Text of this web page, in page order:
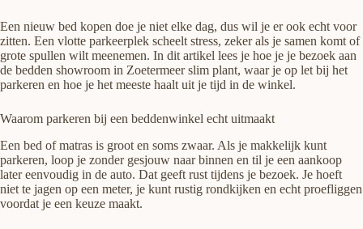
Een nieuw bed kopen doe je niet elke dag, dus wil je er ook echt voor
zitten. Een vlotte parkeerplek scheelt stress, zeker als je samen komt of
grote spullen wilt meenemen. In dit artikel lees je hoe je je bezoek aan
de bedden showroom in Zoetermeer slim plant, waar je op let bij het
parkeren en hoe je het meeste haalt uit je tijd in de winkel.
Waarom parkeren bij een beddenwinkel echt uitmaakt
Een bed of matras is groot en soms zwaar. Als je makkelijk kunt
parkeren, loop je zonder gesjouw naar binnen en til je een aankoop
later eenvoudig in de auto. Dat geeft rust tijdens je bezoek. Je hoeft
niet te jagen op een meter, je kunt rustig rondkijken en echt proefliggen
voordat je een keuze maakt.